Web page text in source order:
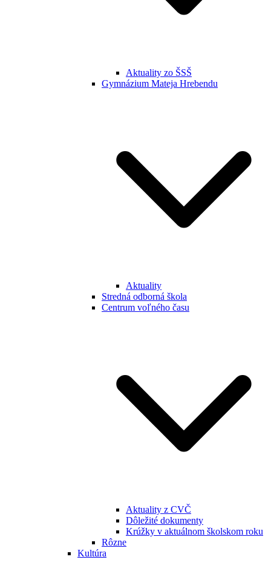
Aktuality zo ŠSŠ
Gymnázium Mateja Hrebendu
Aktuality
Stredná odborná škola
Centrum voľného času
Aktuality z CVČ
Dôležité dokumenty
Krúžky v aktuálnom školskom roku
Rôzne
Kultúra